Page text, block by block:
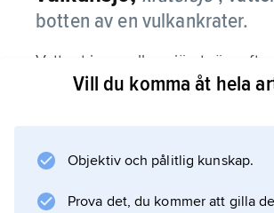
botten av en vulkankrater.
Vattnet i en vulkansjö utgörs ofta
grundvatten. I torra områden har
Vill du komma åt hela
Objektiv och pålitlig kunskap.
Prova det, du kommer att gilla